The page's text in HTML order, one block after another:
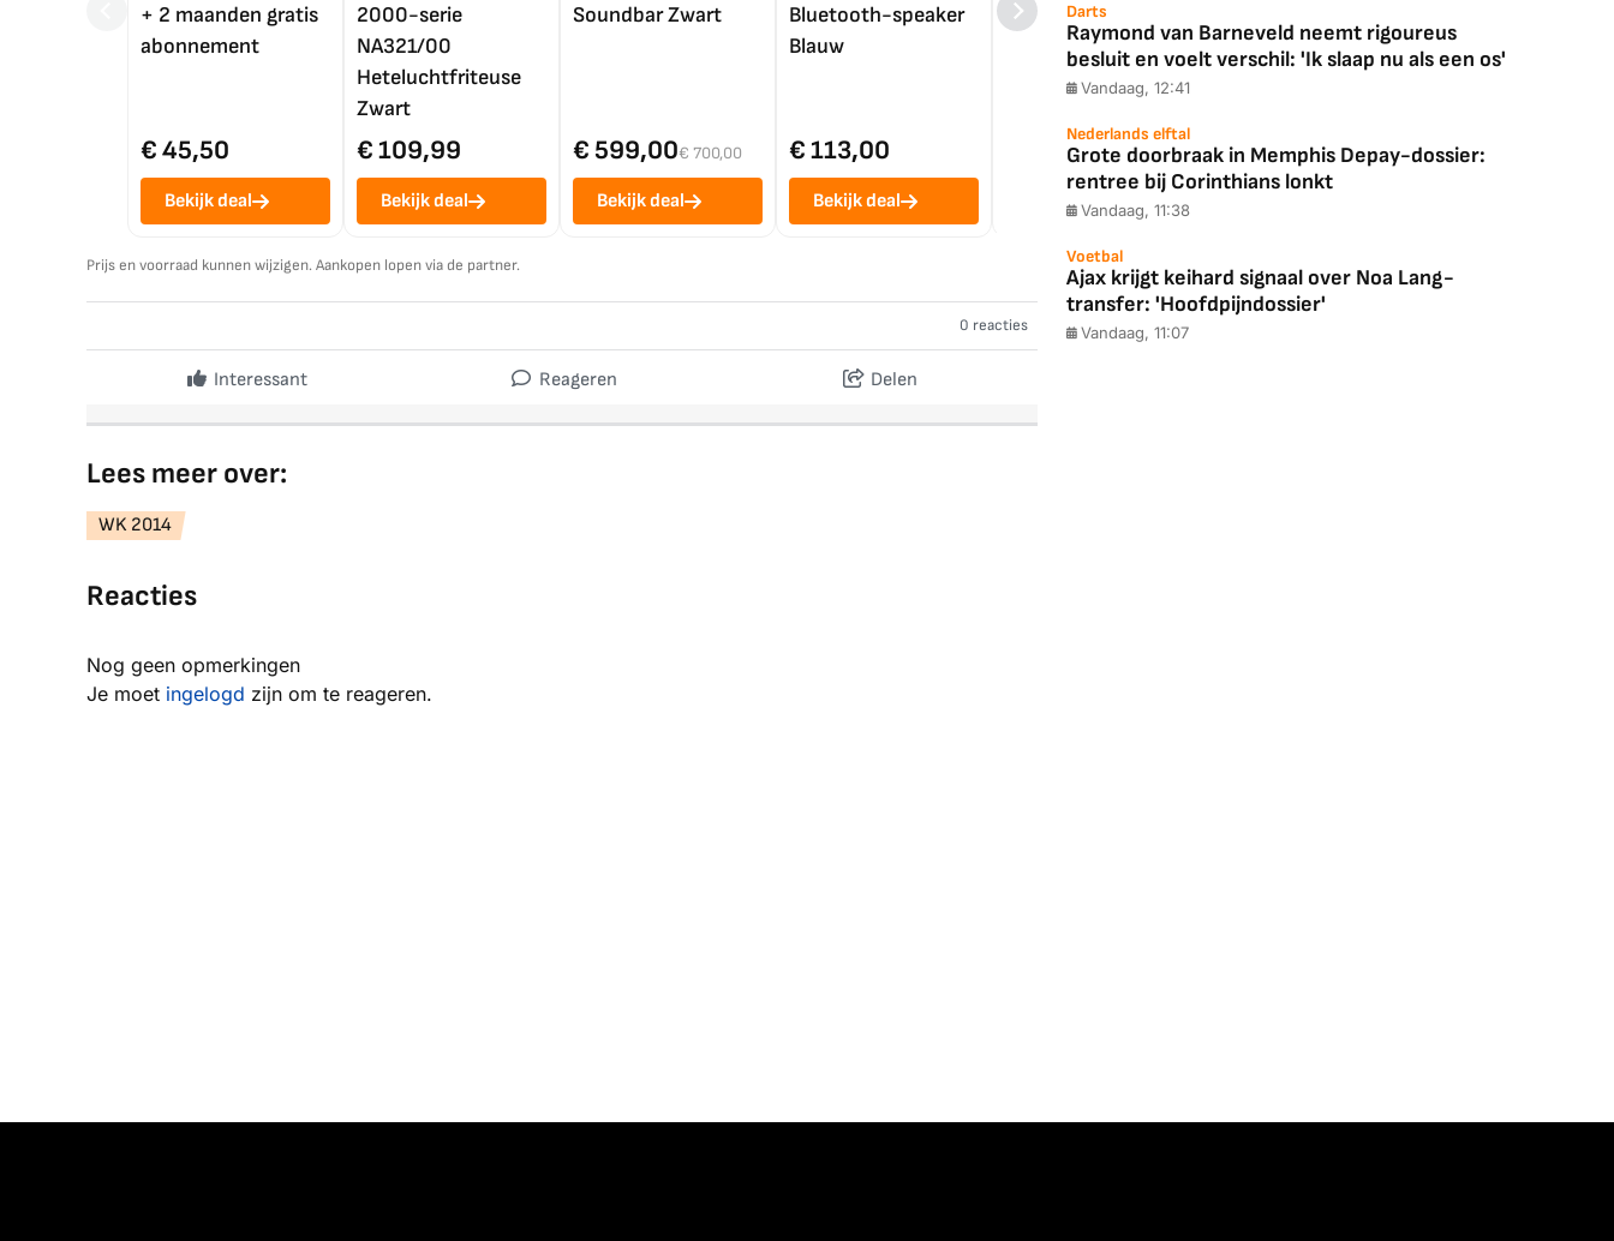
+ 2 maanden gratis
abonnement
€ 45,50
Bekijk deal
2000-serie
NA321/00
Heteluchtfriteuse
Zwart
€ 109,99
Bekijk deal
Soundbar Zwart
€ 599,00€ 700,00
Bekijk deal
Bluetooth-speaker
Blauw
€ 113,00
Bekijk deal
4K TV (2025)
€ 1.088,00
Bekijk deal
€ 1.179,00 € 89,00
Prijs en voorraad kunnen wijzigen. Aankopen lopen via de partner.
0 reacties
Interessant Reageren Delen
Lees meer over:
WK 2014
Reacties
Nog geen opmerkingen
Je moet ingelogd zijn om te reageren.
Darts
Raymond van Barneveld neemt rigoureus
besluit en voelt verschil: 'Ik slaap nu als een os'
Vandaag, 12:41
Nederlands elftal
Grote doorbraak in Memphis Depay-dossier:
rentree bij Corinthians lonkt
Vandaag, 11:38
Voetbal
Ajax krijgt keihard signaal over Noa Lang-
transfer: 'Hoofdpijndossier'
Vandaag, 11:07